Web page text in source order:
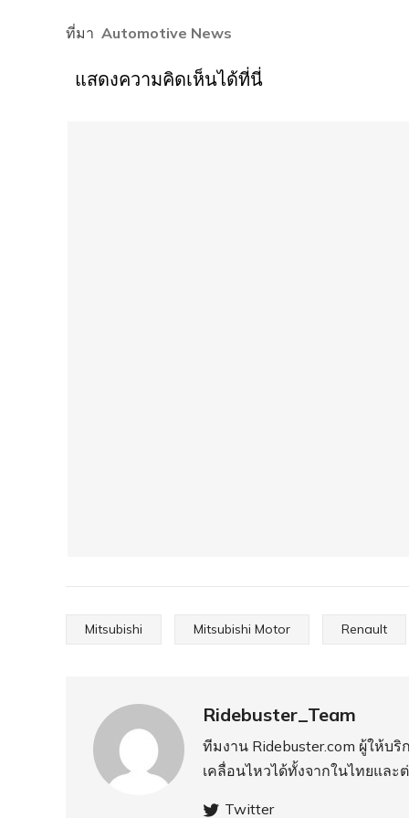
ที่มา Automotive News
แสดงความคิดเห็นได้ที่นี่
Mitsubishi Mitsubishi Motor Renault
Ridebuster_Team
ทีมงาน Ridebuster.com ผู้ให้บ
เคลื่อนไหวได้ทั้งจากในไทยแล
Twitter